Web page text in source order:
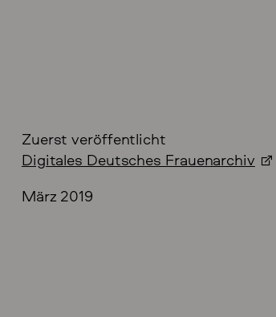
Zuerst veröffentlicht
Digitales Deutsches Frauenarchiv
März 2019